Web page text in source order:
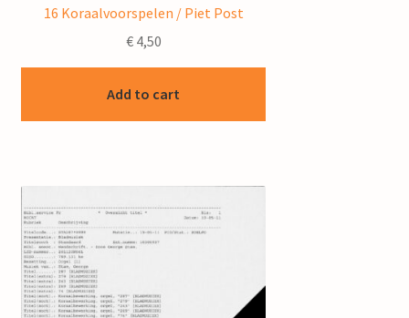
16 Koraalvoorspelen / Piet Post
€4,50
Add to cart